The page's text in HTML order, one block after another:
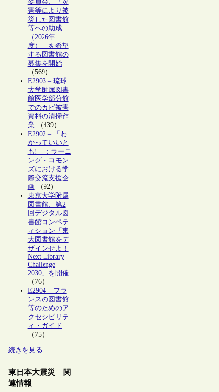
委員会、「災
害等により被
災した図書館
等への助成
（2026年
度）」を希望
する図書館の
募集を開始
（569）
E2903 – 琉球
大学附属図書
館医学部分館
でのカビ被害
資料の清掃作
業（439）
E2902 – 「わ
かっていいと
も!」：ラーニ
ング・コモン
ズにおける学
際交流支援企
画（92）
東京大学附属
図書館、第2
回デジタル図
書館コンペテ
ィション「東
大図書館をデ
ザインせよ！
Next Library
Challenge
2030」を開催
（76）
E2904 – フラ
ンスの図書館
等のためのア
クセシビリテ
ィ・ガイド
（75）
続きを見る
東日本大震災 関
連情報